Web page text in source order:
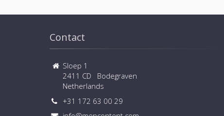
Contact
Sloep 1
2411 CD Bodegraven
Netherlands
+31 172 63 00 29